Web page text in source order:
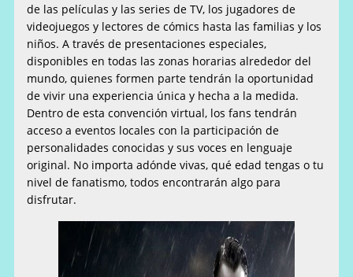
de las películas y las series de TV, los jugadores de
videojuegos y lectores de cómics hasta las familias y los
niños. A través de presentaciones especiales,
disponibles en todas las zonas horarias alrededor del
mundo, quienes formen parte tendrán la oportunidad
de vivir una experiencia única y hecha a la medida.
Dentro de esta convención virtual, los fans tendrán
acceso a eventos locales con la participación de
personalidades conocidas y sus voces en lenguaje
original. No importa adónde vivas, qué edad tengas o tu
nivel de fanatismo, todos encontrarán algo para
disfrutar.